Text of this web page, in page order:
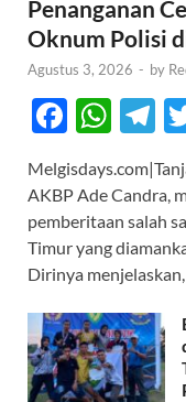
Penanganan
Oknum Polisi
Agustus 3, 2026 - by
F
e
b
o
o
k
W
at
s
A
p
p
T
e
gr
a
m
AKBP Ade Candra,
pemberitaan salah
Timur yang
Dirinya